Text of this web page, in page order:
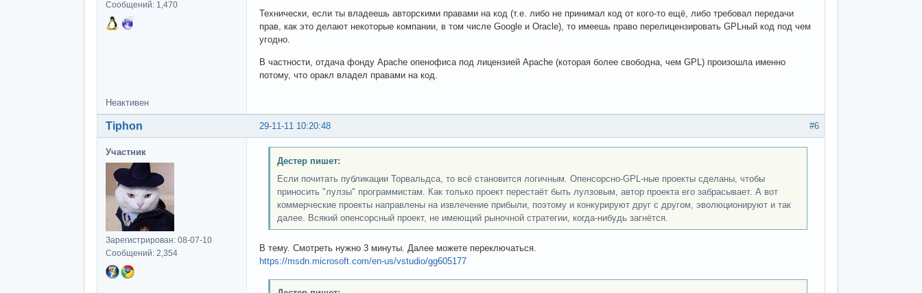
Сообщений: 1,470
Технически, если ты владеешь авторскими правами на код (т.е. либо не принимал код от кого-то ещё, либо требовал передачи
прав, как это делают некоторые компании, в том числе Google и Oracle), то имеешь право перелицензировать GPLный код под чем
угодно.
В частности, отдача фонду Apache опенофиса под лицензией Apache (которая более свободна, чем GPL) произошла именно
потому, что оракл владел правами на код.
Неактивен
#6
29-11-11 10:20:48
Tiphon
Участник
Зарегистрирован: 08-07-10
Сообщений: 2,354
Дестер пишет:
Если почитать публикации Торвальдса, то всё становится логичным. Опенсорсно-GPL-ные проекты сделаны, чтобы
приносить "лулзы" программистам. Как только проект перестаёт быть лулзовым, автор проекта его забрасывает. А вот
коммерческие проекты направлены на извлечение прибыли, поэтому и конкурируют друг с другом, эволюционируют и так
далее. Всякий опенсорсный проект, не имеющий рыночной стратегии, когда-нибудь загнётся.
В тему. Смотреть нужно 3 минуты. Далее можете переключаться.
https://msdn.microsoft.com/en-us/vstudio/gg605177